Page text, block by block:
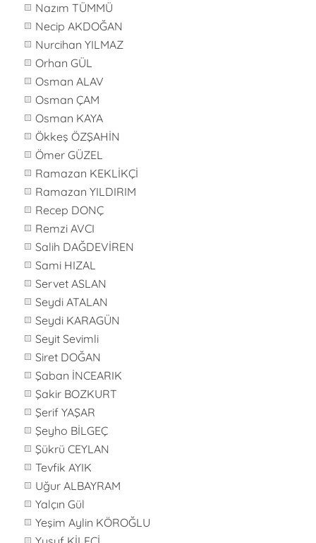
Nazım TÜMMÜ
Necip AKDOĞAN
Nurcihan YILMAZ
Orhan GÜL
Osman ALAV
Osman ÇAM
Osman KAYA
Ökkeş ÖZŞAHİN
Ömer GÜZEL
Ramazan KEKLİKÇİ
Ramazan YILDIRIM
Recep DONÇ
Remzi AVCI
Salih DAĞDEVİREN
Sami HIZAL
Servet ASLAN
Seydi ATALAN
Seydi KARAGÜN
Seyit Sevimli
Siret DOĞAN
Şaban İNCEARIK
Şakir BOZKURT
Şerif YAŞAR
Şeyho BİLGEÇ
Şükrü CEYLAN
Tevfik AYIK
Uğur ALBAYRAM
Yalçın Gül
Yeşim Aylin KÖROĞLU